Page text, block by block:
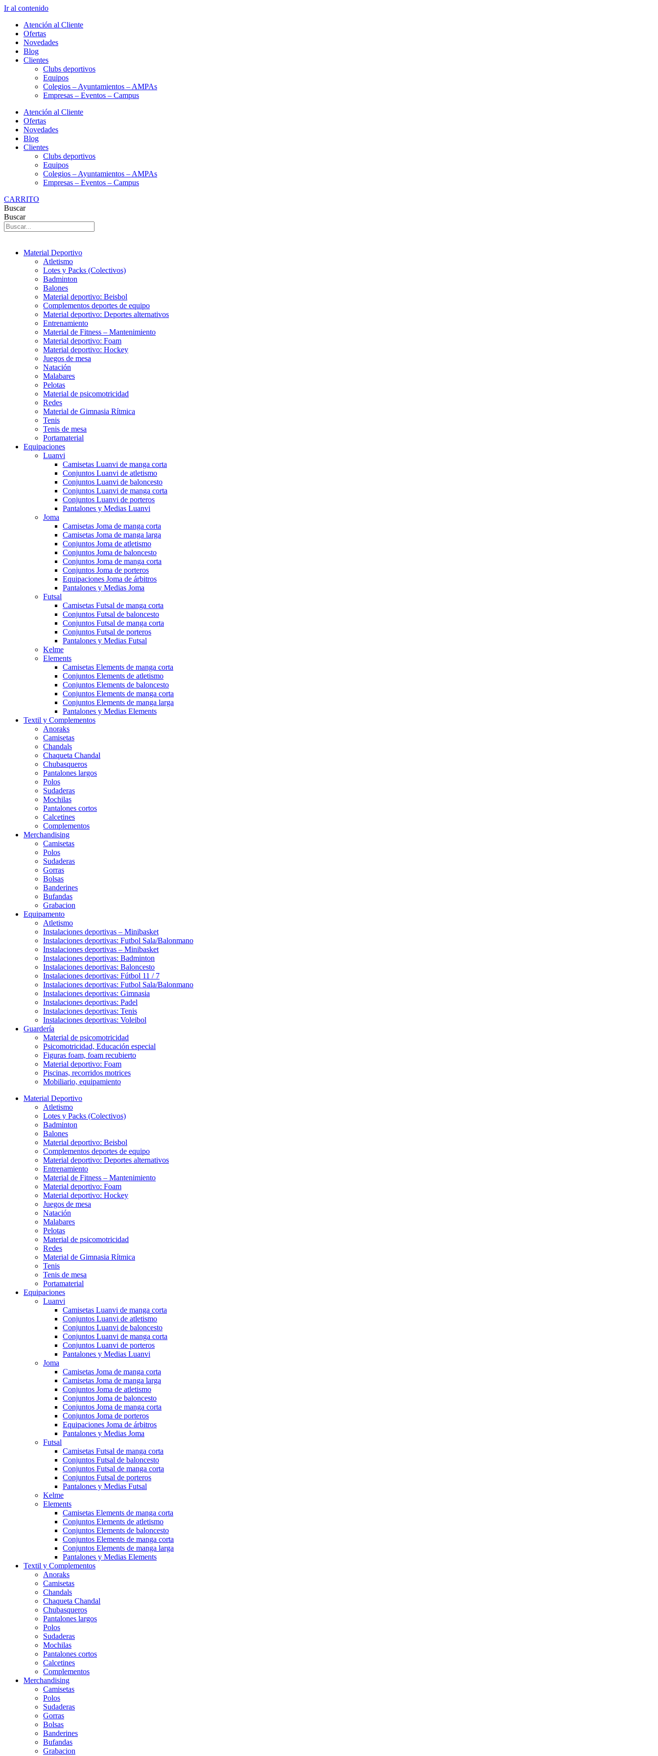
Ir al contenido
Atención al Cliente
Ofertas
Novedades
Blog
Clientes
Clubs deportivos
Equipos
Colegios – Ayuntamientos – AMPAs
Empresas – Eventos – Campus
Atención al Cliente
Ofertas
Novedades
Blog
Clientes
Clubs deportivos
Equipos
Colegios – Ayuntamientos – AMPAs
Empresas – Eventos – Campus
CARRITO
Buscar
Buscar
Material Deportivo
Atletismo
Lotes y Packs (Colectivos)
Badminton
Balones
Material deportivo: Beisbol
Complementos deportes de equipo
Material deportivo: Deportes alternativos
Entrenamiento
Material de Fitness – Mantenimiento
Material deportivo: Foam
Material deportivo: Hockey
Juegos de mesa
Natación
Malabares
Pelotas
Material de psicomotricidad
Redes
Material de Gimnasia Rítmica
Tenis
Tenis de mesa
Portamaterial
Equipaciones
Luanvi
Camisetas Luanvi de manga corta
Conjuntos Luanvi de atletismo
Conjuntos Luanvi de baloncesto
Conjuntos Luanvi de manga corta
Conjuntos Luanvi de porteros
Pantalones y Medias Luanvi
Joma
Camisetas Joma de manga corta
Camisetas Joma de manga larga
Conjuntos Joma de atletismo
Conjuntos Joma de baloncesto
Conjuntos Joma de manga corta
Conjuntos Joma de porteros
Equipaciones Joma de árbitros
Pantalones y Medias Joma
Futsal
Camisetas Futsal de manga corta
Conjuntos Futsal de baloncesto
Conjuntos Futsal de manga corta
Conjuntos Futsal de porteros
Pantalones y Medias Futsal
Kelme
Elements
Camisetas Elements de manga corta
Conjuntos Elements de atletismo
Conjuntos Elements de baloncesto
Conjuntos Elements de manga corta
Conjuntos Elements de manga larga
Pantalones y Medias Elements
Textil y Complementos
Anoraks
Camisetas
Chandals
Chaqueta Chandal
Chubasqueros
Pantalones largos
Polos
Sudaderas
Mochilas
Pantalones cortos
Calcetines
Complementos
Merchandising
Camisetas
Polos
Sudaderas
Gorras
Bolsas
Banderines
Bufandas
Grabacion
Equipamento
Atletismo
Instalaciones deportivas – Minibasket
Instalaciones deportivas: Futbol Sala/Balonmano
Instalaciones deportivas – Minibasket
Instalaciones deportivas: Badminton
Instalaciones deportivas: Baloncesto
Instalaciones deportivas: Fútbol 11 / 7
Instalaciones deportivas: Futbol Sala/Balonmano
Instalaciones deportivas: Gimnasia
Instalaciones deportivas: Padel
Instalaciones deportivas: Tenis
Instalaciones deportivas: Voleibol
Guardería
Material de psicomotricidad
Psicomotricidad, Educación especial
Figuras foam, foam recubierto
Material deportivo: Foam
Piscinas, recorridos motrices
Mobiliario, equipamiento
Material Deportivo
Atletismo
Lotes y Packs (Colectivos)
Badminton
Balones
Material deportivo: Beisbol
Complementos deportes de equipo
Material deportivo: Deportes alternativos
Entrenamiento
Material de Fitness – Mantenimiento
Material deportivo: Foam
Material deportivo: Hockey
Juegos de mesa
Natación
Malabares
Pelotas
Material de psicomotricidad
Redes
Material de Gimnasia Rítmica
Tenis
Tenis de mesa
Portamaterial
Equipaciones
Luanvi
Camisetas Luanvi de manga corta
Conjuntos Luanvi de atletismo
Conjuntos Luanvi de baloncesto
Conjuntos Luanvi de manga corta
Conjuntos Luanvi de porteros
Pantalones y Medias Luanvi
Joma
Camisetas Joma de manga corta
Camisetas Joma de manga larga
Conjuntos Joma de atletismo
Conjuntos Joma de baloncesto
Conjuntos Joma de manga corta
Conjuntos Joma de porteros
Equipaciones Joma de árbitros
Pantalones y Medias Joma
Futsal
Camisetas Futsal de manga corta
Conjuntos Futsal de baloncesto
Conjuntos Futsal de manga corta
Conjuntos Futsal de porteros
Pantalones y Medias Futsal
Kelme
Elements
Camisetas Elements de manga corta
Conjuntos Elements de atletismo
Conjuntos Elements de baloncesto
Conjuntos Elements de manga corta
Conjuntos Elements de manga larga
Pantalones y Medias Elements
Textil y Complementos
Anoraks
Camisetas
Chandals
Chaqueta Chandal
Chubasqueros
Pantalones largos
Polos
Sudaderas
Mochilas
Pantalones cortos
Calcetines
Complementos
Merchandising
Camisetas
Polos
Sudaderas
Gorras
Bolsas
Banderines
Bufandas
Grabacion